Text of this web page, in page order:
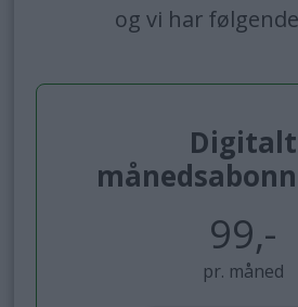
og vi har
Digitalt
99,-
pr. måned